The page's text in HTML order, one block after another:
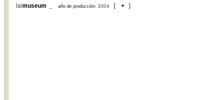
laimuseum año de producción: 2004 [ + ]